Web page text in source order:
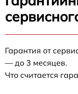
Гарантия от
— до 3 месяцев.
Что считается